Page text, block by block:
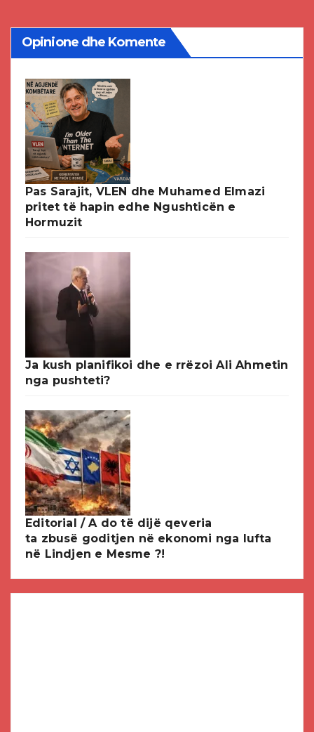
Opinione dhe Komente
Pas Sarajit, VLEN dhe Muhamed Elmazi
pritet të hapin edhe Ngushticën e
Hormuzit
Ja kush planifikoi dhe e rrëzoi Ali Ahmetin
nga pushteti?
Editorial / A do të dijë qeveria
ta zbusë goditjen në ekonomi nga lufta
në Lindjen e Mesme ?!